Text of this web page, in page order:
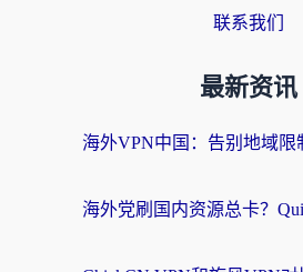
联系我们
最新资讯